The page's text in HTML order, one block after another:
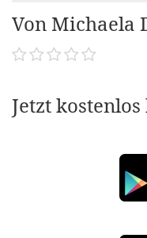
Von Michaela
Jetzt